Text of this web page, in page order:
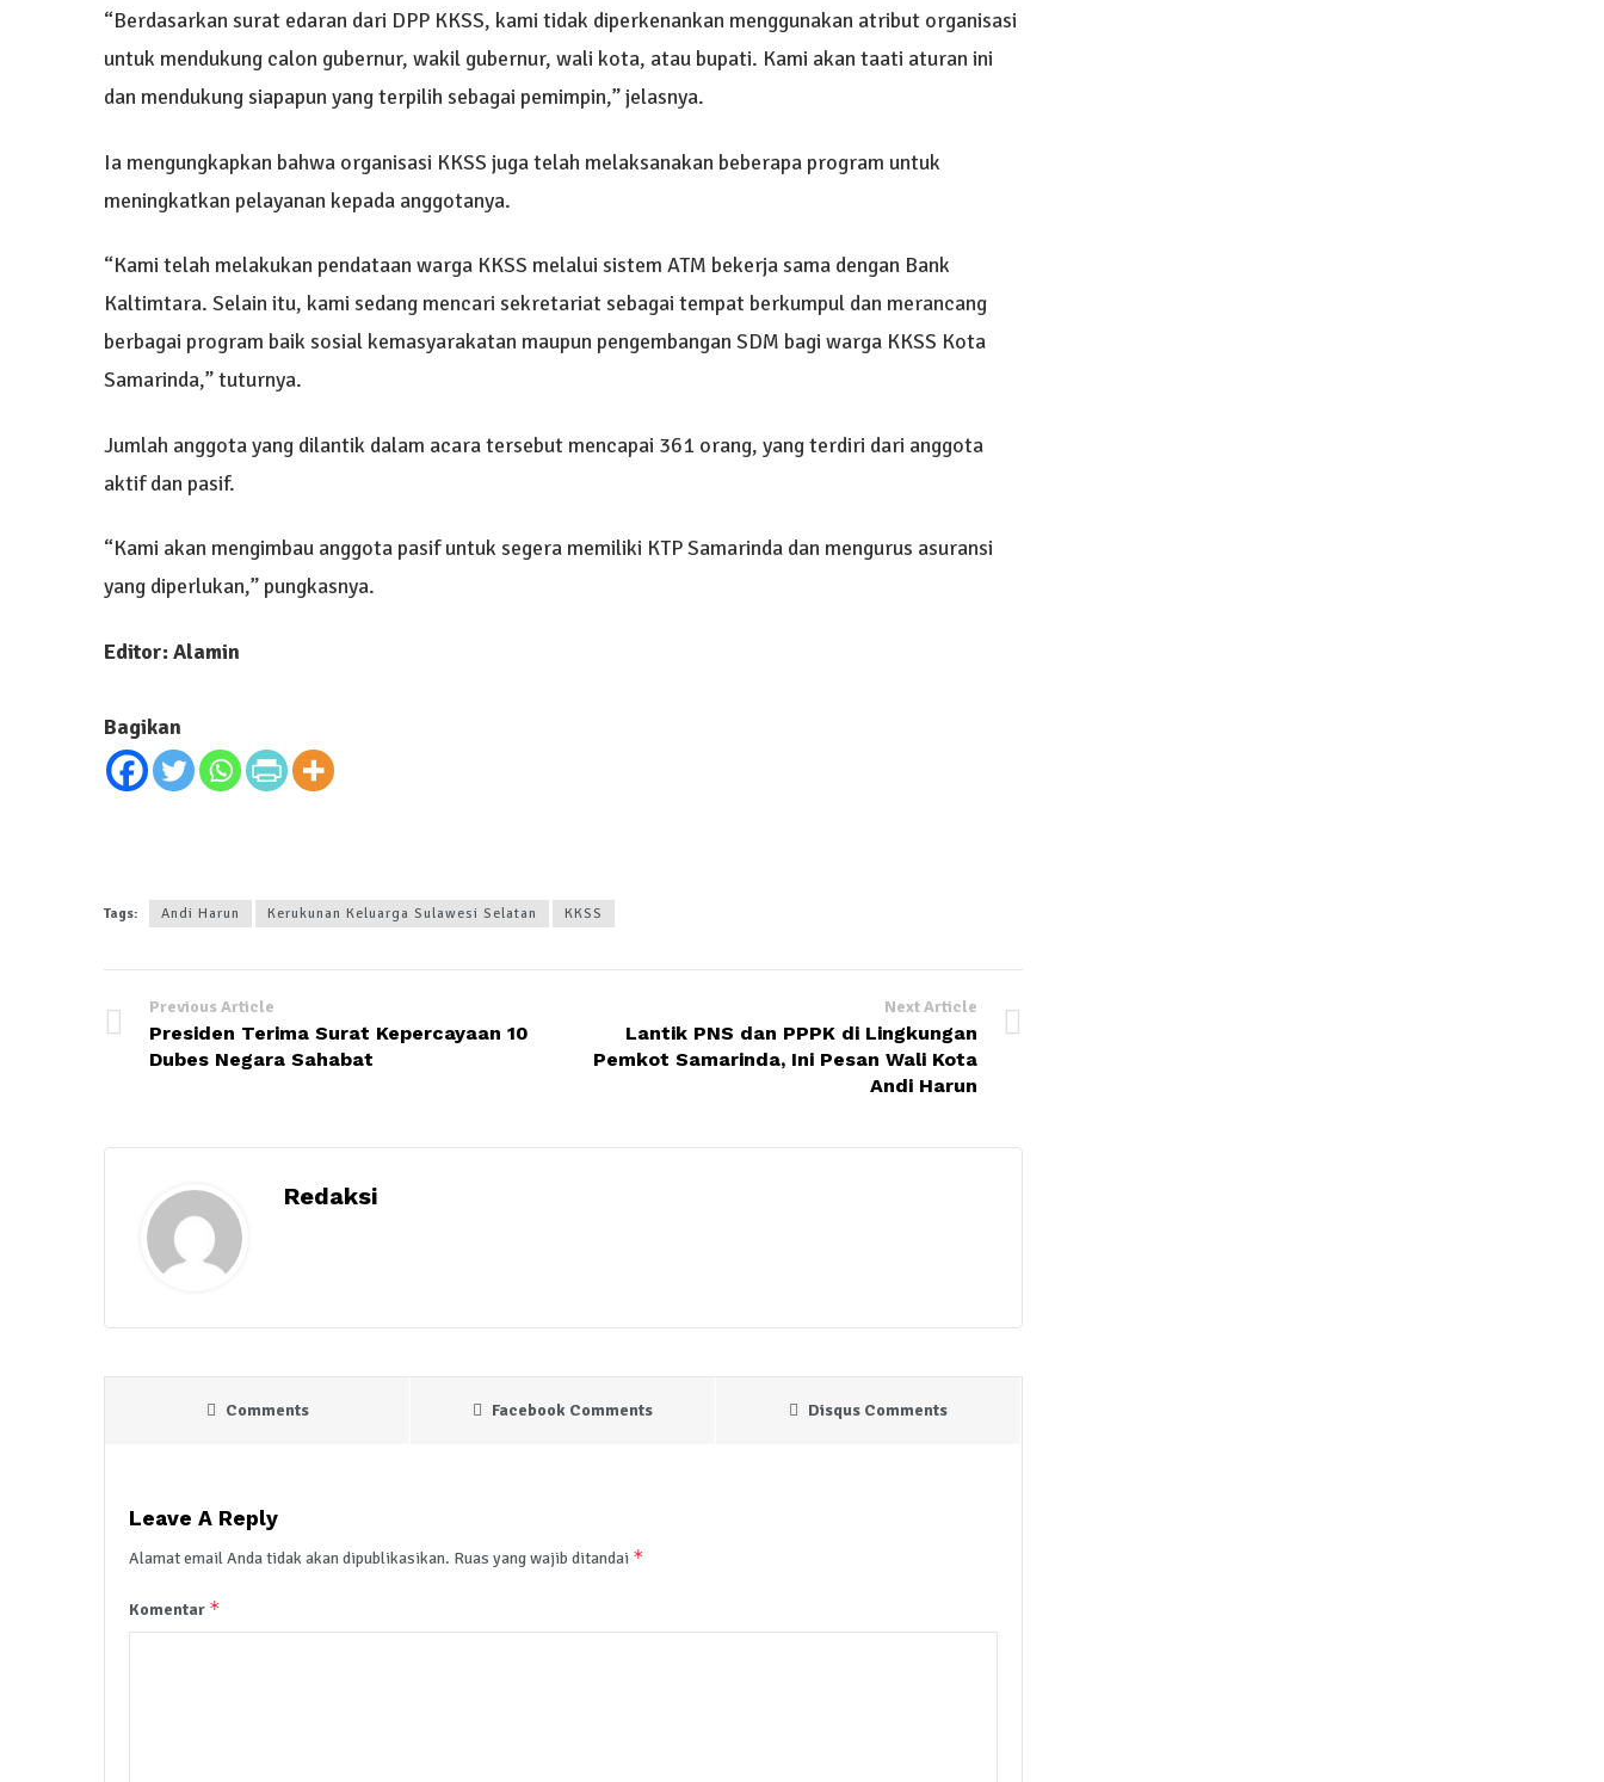
“Berdasarkan surat edaran dari DPP KKSS, kami tidak diperkenankan menggunakan atribut organisasi
untuk mendukung calon gubernur, wakil gubernur, wali kota, atau bupati. Kami akan taati aturan ini
dan mendukung siapapun yang terpilih sebagai pemimpin,” jelasnya.
Ia mengungkapkan bahwa organisasi KKSS juga telah melaksanakan beberapa program untuk
meningkatkan pelayanan kepada anggotanya.
“Kami telah melakukan pendataan warga KKSS melalui sistem ATM bekerja sama dengan Bank
Kaltimtara. Selain itu, kami sedang mencari sekretariat sebagai tempat berkumpul dan merancang
berbagai program baik sosial kemasyarakatan maupun pengembangan SDM bagi warga KKSS Kota
Samarinda,” tuturnya.
Jumlah anggota yang dilantik dalam acara tersebut mencapai 361 orang, yang terdiri dari anggota
aktif dan pasif.
“Kami akan mengimbau anggota pasif untuk segera memiliki KTP Samarinda dan mengurus asuransi
yang diperlukan,” pungkasnya.
Editor: Alamin
Bagikan
Tags: Andi Harun Kerukunan Keluarga Sulawesi Selatan KKSS
Previous Article
Presiden Terima Surat Kepercayaan 10
Dubes Negara Sahabat
Next Article
Lantik PNS dan PPPK di Lingkungan
Pemkot Samarinda, Ini Pesan Wali Kota
Andi Harun
Redaksi
Comments Facebook Comments Disqus Comments
Leave A Reply
Alamat email Anda tidak akan dipublikasikan. Ruas yang wajib ditandai *
Komentar *